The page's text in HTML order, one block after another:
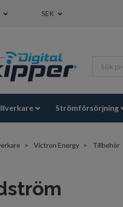
SEK
Strömförsörjning
Victron Energy Tillbehör